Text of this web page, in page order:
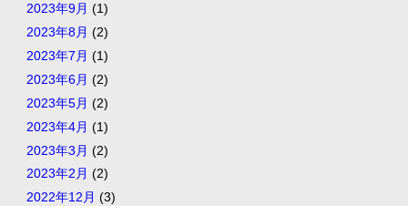
2023年9月 (1)
2023年8月 (2)
2023年7月 (1)
2023年6月 (2)
2023年5月 (2)
2023年4月 (1)
2023年3月 (2)
2023年2月 (2)
2022年12月 (3)